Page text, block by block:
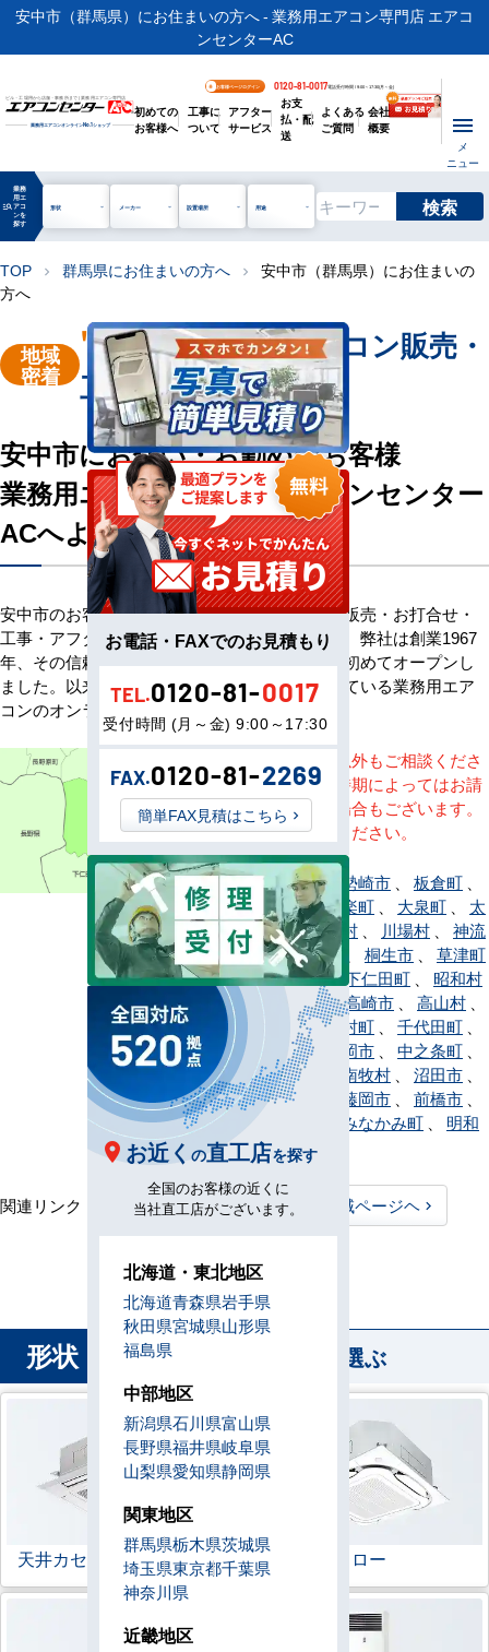
安中市（群馬県）にお住まいの方へ - 業務用エアコン専門店 エアコ
ンセンターAC
ビル・工場用から店舗・事務所まで | 業務用エアコン専門店
業務用エアコンオンラインNo.1ショップ
お客様ページログイン 0120-81-0017電話受付時間 / 9:00～17:30(月～金)
初めての
お客様へ
工事に
ついて
アフター
サービス
お支
払・配
送
よくある
ご質問
会社
概要
メ
ニュー
manage_search
業務
用エ
アコ
ンを
探す
形状 メーカー 設置場所 用途 検索
TOP chevron_right 群馬県にお住まいの方へ chevron_right
安中市（群馬県）にお住まいの
方へ
地域
密着
"安中市"業務用エアコン販売・
工事を承ります
安中市にお住い・お勤めのお客様
業務用エアコン専門店エアコンセンター
ACへようこそ
安中市のお客様へ業務用エアコン・空調機器の販売・お打合せ・
工事・アフターサービスまで一貫して承ります。弊社は創業1967
年、その信頼を基に空調のネット販売を日本で初めてオープンし
ました。以来、皆様にご信頼・ご愛顧いただいている業務用エア
コンのオンラインショップです。
※記載地域以外もご相談くださ
い。地域・時期によってはお請
けできない場合もございます。
直接ご相談ください。
安中市、伊勢崎市 板倉町
上野村、邑楽町 大泉町
太
田市、片品村 川場村
神流
町、甘楽町 桐生市
草津町
、渋川市、 下仁田町
昭和村
、
榛東村、高崎市 高山村
館林市、玉村町 千代田町
嬬恋村、 富岡市 中之条町
長野原町
南牧村 沼田市
東吾妻町
藤岡市 前橋市
みどり市
みなかみ町
明和
町、吉岡町
関連リンク： TOPページヘ
群馬県全域ページヘ
形状 から業務用エアコンを選ぶ
天井カセット形4方向 ラウンドフロー
お電話・FAXでのお見積もり
TEL.0120-81-0017
受付時間 (月～金) 9:00～17:30
FAX.0120-81-2269
簡単FAX見積はこちら
お近く の直工店を探す
全国のお客様の近くに
当社直工店がございます。
北海道・東北地区
北海道青森県岩手県
秋田県宮城県山形県
福島県
中部地区
新潟県石川県富山県
長野県福井県岐阜県
山梨県愛知県静岡県
関東地区
群馬県栃木県茨城県
埼玉県東京都千葉県
神奈川県
近畿地区